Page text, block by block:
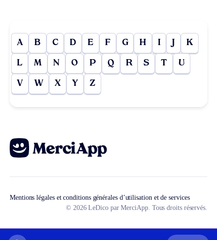
A B C D E F G H I J K
L M N O P Q R S T U
V W X Y Z
Mentions légales et conditions générales d’utilisation et de services
© 2026 LeDico par MerciApp. Tous droits réservés.